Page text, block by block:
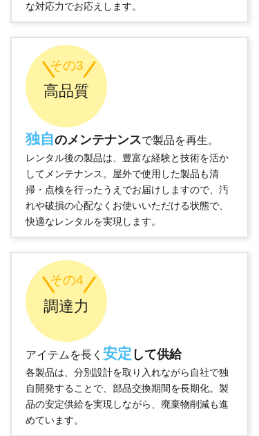
な対応力でお応えします。
その3
高品質
独自のメンテナンスで製品を再生。
レンタル後の製品は、豊富な経験と技術を活か
してメンテナンス。屋外で使用した製品も清
掃・点検を行ったうえでお届けしますので、汚
れや破損の心配なくお使いいただける状態で、
快適なレンタルを実現します。
その4
調達力
アイテムを長く 安定 して供給
各製品は、分別設計を取り入れながら自社で独
自開発することで、部品交換期間を長期化。製
品の安定供給を実現しながら、廃棄物削減も進
めています。